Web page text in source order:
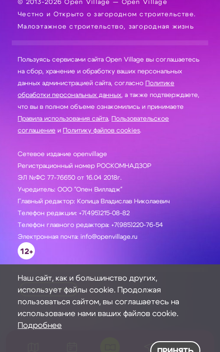
© 2013-2026 Open Village — Open Village
Честно и Открыто о загородном строительстве.
Малоэтажное строительство, загородная жизнь
Пользуясь сервисами сайта Open Village вы соглашаетесь
на сбор, хранение и обработку ваших персональных
данных администрацией сайта, согласно Политике
обработки персональных данных, а также подтверждаете,
что вы в полном объеме ознакомились и принимаете
Правила использования сайта, Пользовательское
соглашение и Политику файлов cookies.
Сетевое издание openvillage
Регистрационный номер РОСКОМНАДЗОР
ЭЛ №ФС 77-76650 от 16.04 2018г.
Учредитель: ООО "Опен Вилладж"
Главный редактор: Копица Владислав Николаевич
Телефон редакции: +7(495)215-08-82
Телефон главного редактора: +7(985)220-76-54
Электронная почта: info@openvillage.ru
12+
ЗАДАТЬ ВОПРОС
Наш сайт, как и большинство других,
использует файлы cookie. Продолжая
пользоваться сайтом, вы соглашаетесь на
использование нами ваших файлов cookie.
Подробнее